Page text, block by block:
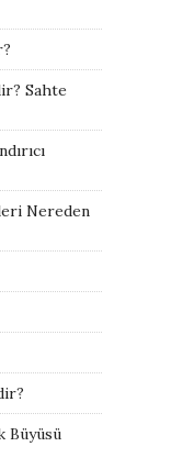
Sahte
Nereden
Büyüsü